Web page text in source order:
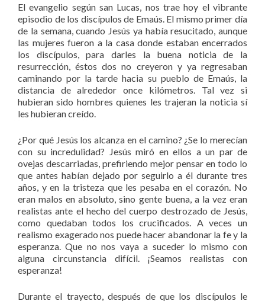
El evangelio según san Lucas, nos trae hoy el vibrante
episodio de los discípulos de Emaús. El mismo primer día
de la semana, cuando Jesús ya había resucitado, aunque
las mujeres fueron a la casa donde estaban encerrados
los discípulos, para darles la buena noticia de la
resurrección, éstos dos no creyeron y ya regresaban
caminando por la tarde hacia su pueblo de Emaús, la
distancia de alrededor once kilómetros. Tal vez si
hubieran sido hombres quienes les trajeran la noticia sí
les hubieran creído.
¿Por qué Jesús los alcanza en el camino? ¿Se lo merecían
con su incredulidad? Jesús miró en ellos a un par de
ovejas descarriadas, prefiriendo mejor pensar en todo lo
que antes habían dejado por seguirlo a él durante tres
años, y en la tristeza que les pesaba en el corazón. No
eran malos en absoluto, sino gente buena, a la vez eran
realistas ante el hecho del cuerpo destrozado de Jesús,
como quedaban todos los crucificados. A veces un
realismo exagerado nos puede hacer abandonar la fe y la
esperanza. Que no nos vaya a suceder lo mismo con
alguna circunstancia difícil. ¡Seamos realistas con
esperanza!
Durante el trayecto, después de que los discípulos le